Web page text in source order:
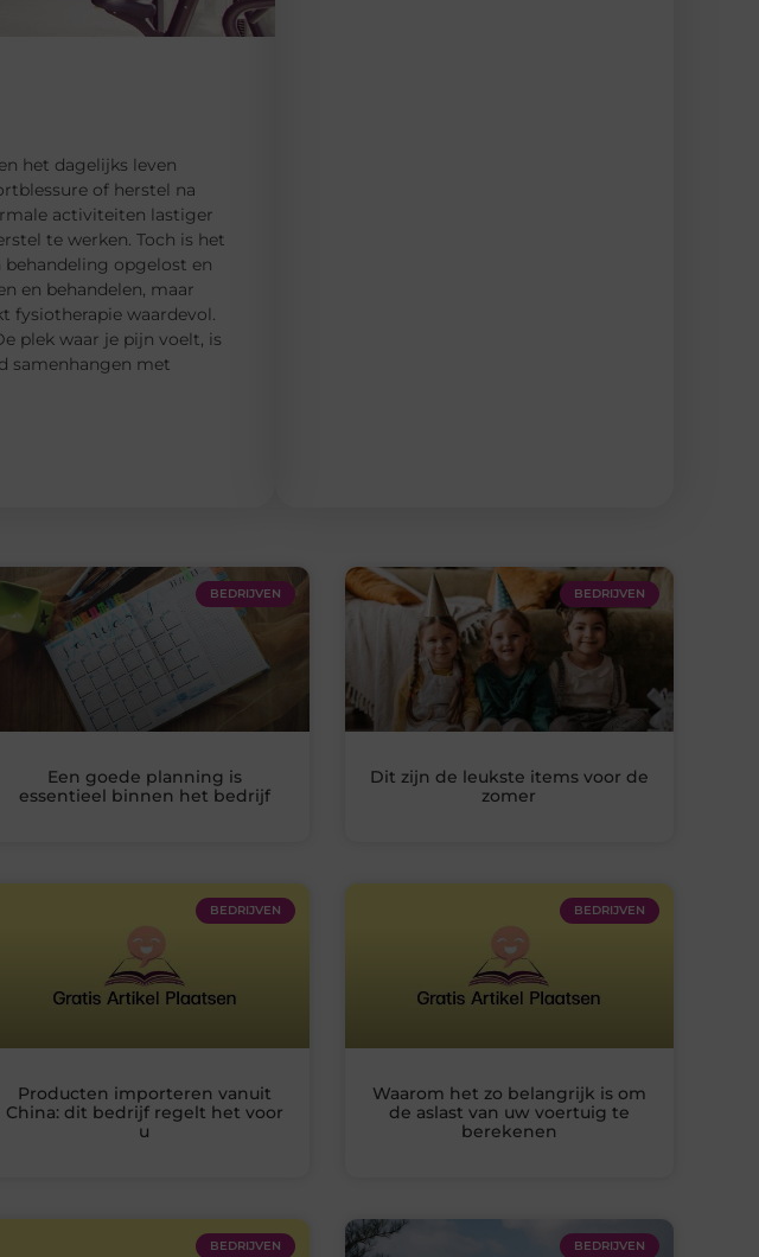
het dagelijks leven
of herstel na
activiteiten lastiger
te werken. Toch is het
opgelost en
en behandelen, maar
fysiotherapie waardevol.
plek waar je pijn voelt, is
samenhangen met
BEDRIJVEN
Een goede planning is
essentieel binnen het bedrijf
BEDRIJVEN
Dit zijn de leukste items voor de
zomer
BEDRIJVEN
Producten importeren vanuit
China: dit bedrijf regelt het voor
u
BEDRIJVEN
Waarom het zo belangrijk is om
de aslast van uw voertuig te
berekenen
BEDRIJVEN BEDRIJVEN